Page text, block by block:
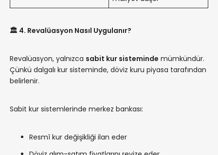
🏛️ 4. Revalüasyon Nasıl Uygulanır?
Revalüasyon, yalnızca sabit kur sisteminde mümkündür.
Çünkü dalgalı kur sisteminde, döviz kuru piyasa tarafından
belirlenir.
Sabit kur sistemlerinde merkez bankası:
Resmî kur değişikliği ilan eder